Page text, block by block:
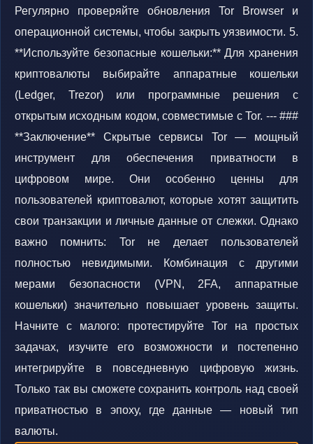
Регулярно проверяйте обновления Tor Browser и
операционной системы, чтобы закрыть уязвимости. 5.
**Используйте безопасные кошельки:** Для хранения
криптовалюты выбирайте аппаратные кошельки
(Ledger, Trezor) или программные решения с
открытым исходным кодом, совместимые с Tor. --- ###
**Заключение** Скрытые сервисы Tor — мощный
инструмент для обеспечения приватности в
цифровом мире. Они особенно ценны для
пользователей криптовалют, которые хотят защитить
свои транзакции и личные данные от слежки. Однако
важно помнить: Tor не делает пользователей
полностью невидимыми. Комбинация с другими
мерами безопасности (VPN, 2FA, аппаратные
кошельки) значительно повышает уровень защиты.
Начните с малого: протестируйте Tor на простых
задачах, изучите его возможности и постепенно
интегрируйте в повседневную цифровую жизнь.
Только так вы сможете сохранить контроль над своей
приватностью в эпоху, где данные — новый тип
валюты.